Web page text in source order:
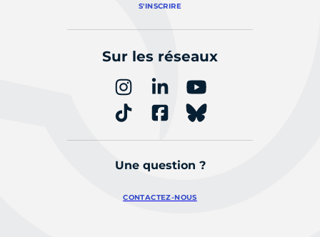
S'INSCRIRE
Sur les réseaux
Une question ?
CONTACTEZ-NOUS